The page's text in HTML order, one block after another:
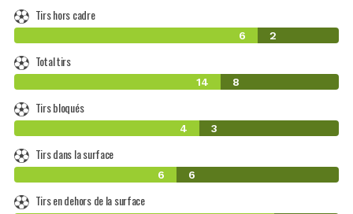
Tirs hors cadre
6 2
Total tirs
14 8
Tirs bloqués
4 3
Tirs dans la surface
6 6
Tirs en dehors de la surface